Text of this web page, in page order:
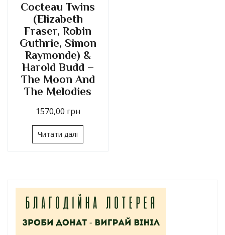
Cocteau Twins
(Elizabeth
Fraser, Robin
Guthrie, Simon
Raymonde) &
Harold Budd –
The Moon And
The Melodies
1570,00 грн
Читати далі